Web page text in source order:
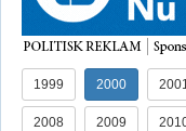
1999 2000
2008 2009